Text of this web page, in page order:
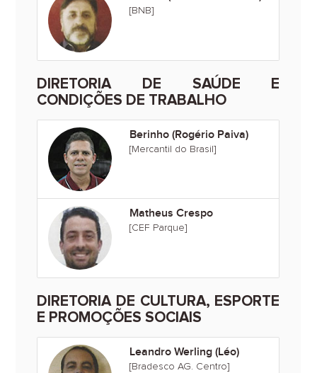
[BNB]
DIRETORIA DE SAÚDE E
CONDIÇÕES DE TRABALHO
Berinho (Rogério Paiva)
[Mercantil do Brasil]
Matheus Crespo
[CEF Parque]
DIRETORIA DE CULTURA, ESPORTE
E PROMOÇÕES SOCIAIS
Leandro Werling (Léo)
[Bradesco AG. Centro]